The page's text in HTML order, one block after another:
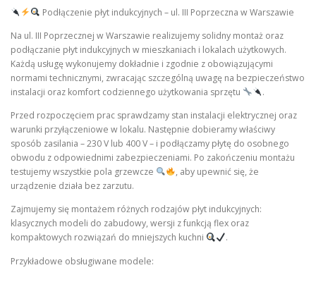
Podłączenie płyt indukcyjnych – ul. III Poprzeczna w Warszawie
Na ul. III Poprzecznej w Warszawie realizujemy solidny montaż oraz
podłączanie płyt indukcyjnych w mieszkaniach i lokalach użytkowych.
Każdą usługę wykonujemy dokładnie i zgodnie z obowiązującymi
normami technicznymi, zwracając szczególną uwagę na bezpieczeństwo
instalacji oraz komfort codziennego użytkowania sprzętu
.
Przed rozpoczęciem prac sprawdzamy stan instalacji elektrycznej oraz
warunki przyłączeniowe w lokalu. Następnie dobieramy właściwy
sposób zasilania – 230 V lub 400 V – i podłączamy płytę do osobnego
obwodu z odpowiednimi zabezpieczeniami. Po zakończeniu montażu
testujemy wszystkie pola grzewcze
, aby upewnić się, że
urządzenie działa bez zarzutu.
Zajmujemy się montażem różnych rodzajów płyt indukcyjnych:
klasycznych modeli do zabudowy, wersji z funkcją flex oraz
kompaktowych rozwiązań do mniejszych kuchni
.
Przykładowe obsługiwane modele: